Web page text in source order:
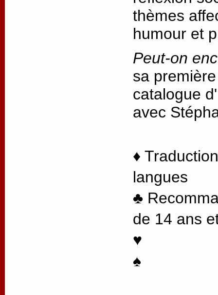
thèmes
humour et
Peut-on
sa
catalogue
avec
♦
langues
♣
de 14 ans
♥
♠